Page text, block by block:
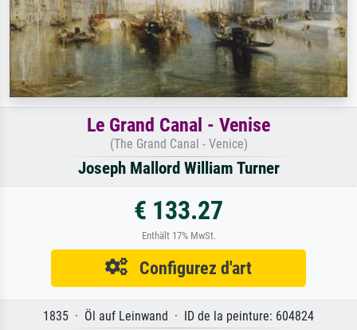
Le Grand Canal - Venise
(The Grand Canal - Venice)
Joseph Mallord William Turner
€ 133.27
Enthält 17% MwSt.
Configurez d'art
1835 · Öl auf Leinwand · ID de la peinture: 604824